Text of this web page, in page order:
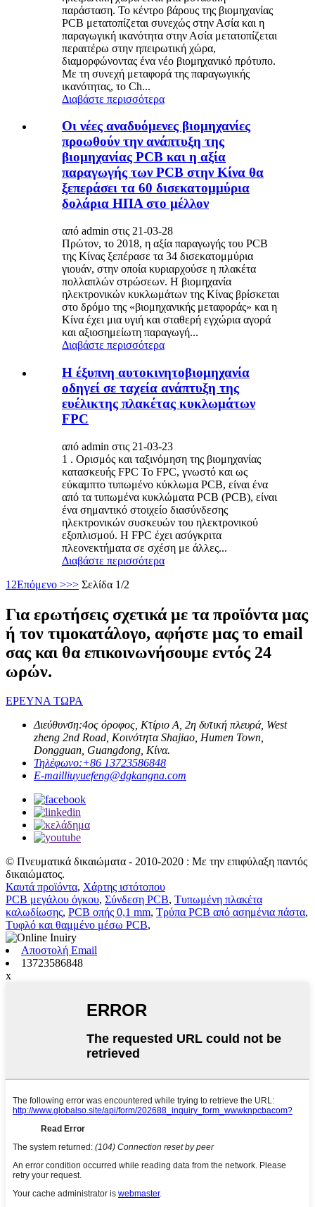
παράσταση. Το κέντρο βάρους της βιομηχανίας
PCB μετατοπίζεται συνεχώς στην Ασία και η
παραγωγική ικανότητα στην Ασία μετατοπίζεται
περαιτέρω στην ηπειρωτική χώρα,
διαμορφώνοντας ένα νέο βιομηχανικό πρότυπο.
Με τη συνεχή μεταφορά της παραγωγικής
ικανότητας, το Ch...
Διαβάστε περισσότερα
Οι νέες αναδυόμενες βιομηχανίες
προωθούν την ανάπτυξη της
βιομηχανίας PCB και η αξία
παραγωγής των PCB στην Κίνα θα
ξεπεράσει τα 60 δισεκατομμύρια
δολάρια ΗΠΑ στο μέλλον
από admin στις 21-03-28
Πρώτον, το 2018, η αξία παραγωγής του PCB
της Κίνας ξεπέρασε τα 34 δισεκατομμύρια
γιουάν, στην οποία κυριαρχούσε η πλακέτα
πολλαπλών στρώσεων. Η βιομηχανία
ηλεκτρονικών κυκλωμάτων της Κίνας βρίσκεται
στο δρόμο της «βιομηχανικής μεταφοράς» και η
Κίνα έχει μια υγιή και σταθερή εγχώρια αγορά
και αξιοσημείωτη παραγωγή...
Διαβάστε περισσότερα
Η έξυπνη αυτοκινητοβιομηχανία
οδηγεί σε ταχεία ανάπτυξη της
ευέλικτης πλακέτας κυκλωμάτων
FPC
από admin στις 21-03-23
1 . Ορισμός και ταξινόμηση της βιομηχανίας
κατασκευής FPC Το FPC, γνωστό και ως
εύκαμπτο τυπωμένο κύκλωμα PCB, είναι ένα
από τα τυπωμένα κυκλώματα PCB (PCB), είναι
ένα σημαντικό στοιχείο διασύνδεσης
ηλεκτρονικών συσκευών του ηλεκτρονικού
εξοπλισμού. Η FPC έχει ασύγκριτα
πλεονεκτήματα σε σχέση με άλλες...
Διαβάστε περισσότερα
1 2Επόμενο >>> Σελίδα 1/2
Για ερωτήσεις σχετικά με τα προϊόντα μας
ή τον τιμοκατάλογο, αφήστε μας το email
σας και θα επικοινωνήσουμε εντός 24
ωρών.
ΕΡΕΥΝΑ ΤΩΡΑ
Διεύθυνση:4ος όροφος, Κτίριο Α, 2η δυτική πλευρά, West
zheng 2nd Road, Κοινότητα Shajiao, Humen Town,
Dongguan, Guangdong, Κίνα.
Τηλέφωνο:+86 13723586848
E-mailliuyuefeng@dgkangna.com
© Πνευματικά δικαιώματα - 2010-2020 : Με την επιφύλαξη παντός
δικαιώματος.
Καυτά προϊόντα, Χάρτης ιστότοπου
PCB μεγάλου όγκου, Σύνδεση PCB, Τυπωμένη πλακέτα
καλωδίωσης, PCB οπής 0,1 mm, Τρύπα PCB από ασημένια πάστα,
Τυφλό και θαμμένο μέσω PCB,
Αποστολή Email
13723586848
x